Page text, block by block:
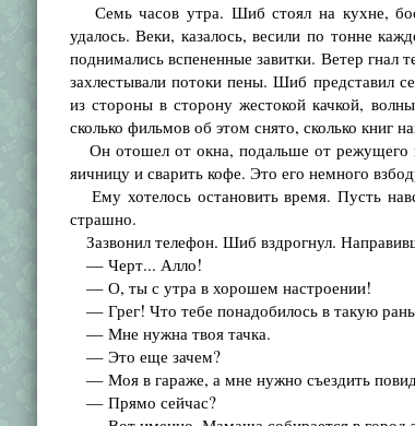
Семь часов утра. Шиб стоял на кухне,
удалось. Веки, казалось, весили по тонне
поднимались вспененные завитки. Ветер
захлестывали потоки пены. Шиб представил
из стороны в сторону жестокой качкой,
сколько фильмов об этом снято, сколько книг
Он отошел от окна, подальше от режущего
яичницу и сварить кофе. Это его немного
Ему хотелось остановить время. Пусть
страшно.
Зазвонил телефон. Шиб вздрогнул.
— Черт... Алло!
— О, ты с утра в хорошем настроении!
— Грег! Что тебе понадобилось в такую
— Мне нужна твоя тачка.
— Это еще зачем?
— Моя в гараже, а мне нужно съездить
— Прямо сейчас?